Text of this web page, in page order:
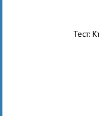
Тест: